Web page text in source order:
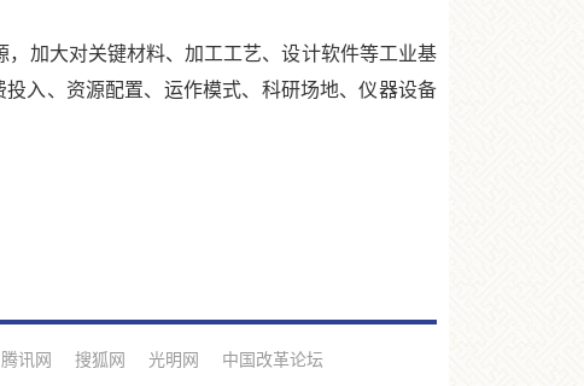
加大对关键材料、加工工艺、设计软件等工业基
入、资源配置、运作模式、科研场地、仪器设备
腾讯网 搜狐网 光明网
中国改革论坛